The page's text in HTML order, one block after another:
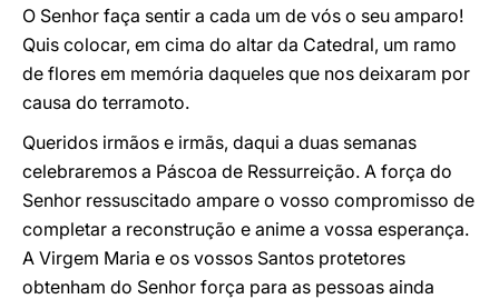
O Senhor faça sentir a cada um de vós o seu amparo!
Quis colocar, em cima do altar da Catedral, um ramo
de flores em memória daqueles que nos deixaram por
causa do terramoto.
Queridos irmãos e irmãs, daqui a duas semanas
celebraremos a Páscoa de Ressurreição. A força do
Senhor ressuscitado ampare o vosso compromisso de
completar a reconstrução e anime a vossa esperança.
A Virgem Maria e os vossos Santos protetores
obtenham do Senhor força para as pessoas ainda